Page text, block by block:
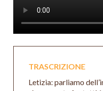
TRASCRIZIONE
Letizia: parliamo